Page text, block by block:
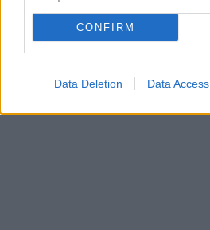
CONFIRM
Data Deletion Data Access